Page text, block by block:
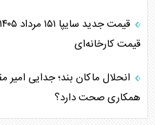
قیمت کارخانه‌ای
انحلال ماکان بند؛ جدایی امیر
همکاری صحت دارد؟